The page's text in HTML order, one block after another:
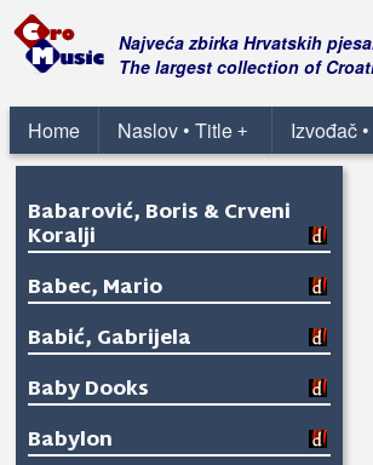
Najveća zbirka Hrvatskih
The largest collection of
Home +
Naslov • Title Izvođač
Babarović, Boris & Crveni
Koralji
Babec, Mario
Babić, Gabrijela
Baby Dooks
Babylon